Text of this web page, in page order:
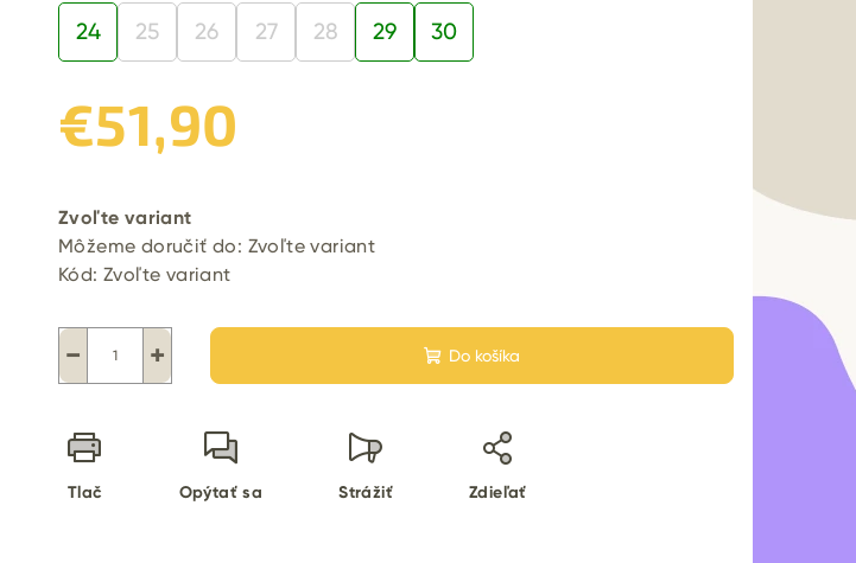
24 25 26 27 28 29 30
€51,90
cena:
Zvoľte variant
Môžeme doručiť do: Zvoľte variant
Kód: Zvoľte variant
+
− Do košíka
Tlač Opýtať sa Strážiť Zdieľať